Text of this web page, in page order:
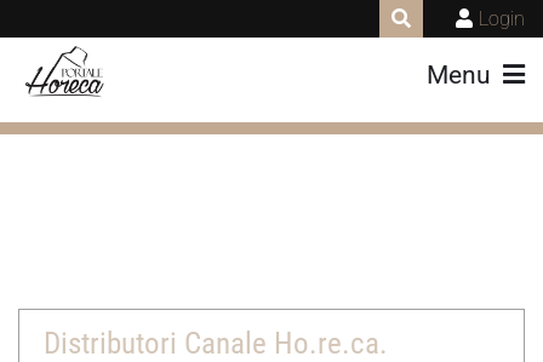
Login
Menu
Distributori Canale Ho.re.ca.